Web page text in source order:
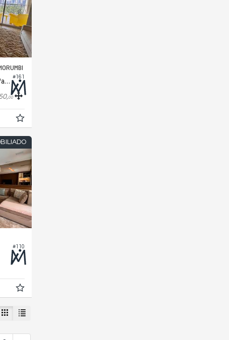
#161
Apartamento no Edifício Parque Panamby
00
#110